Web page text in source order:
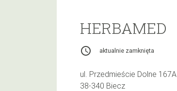
HERBAMED
access_time aktualnie zamknięta
ul. Przedmieście Dolne 167A
38-340 Biecz